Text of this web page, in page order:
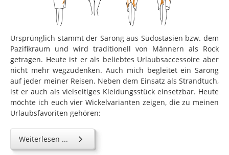
Ursprünglich stammt der Sarong aus Südostasien bzw. dem
Pazifikraum und wird traditionell von Männern als Rock
getragen. Heute ist er als beliebtes Urlaubsaccessoire aber
nicht mehr wegzudenken. Auch mich begleitet ein Sarong
auf jeder meiner Reisen. Neben dem Einsatz als Strandtuch,
ist er auch als vielseitiges Kleidungsstück einsetzbar. Heute
möchte ich euch vier Wickelvarianten zeigen, die zu meinen
Urlaubsfavoriten gehören:
Weiterlesen ...